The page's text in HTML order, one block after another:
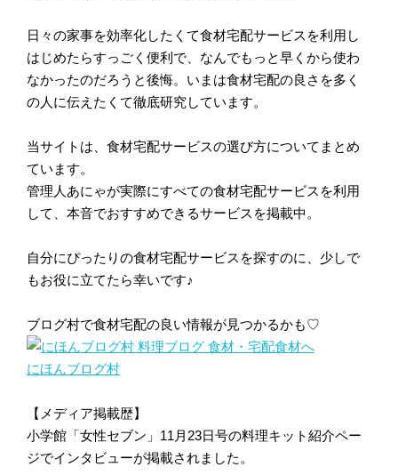
日々の家事を効率化したくて食材宅配サービスを利用し
はじめたらすっごく便利で、なんでもっと早くから使わ
なかったのだろうと後悔。いまは食材宅配の良さを多く
の人に伝えたくて徹底研究しています。
当サイトは、食材宅配サービスの選び方についてまとめ
ています。
管理人あにゃが実際にすべての食材宅配サービスを利用
して、本音でおすすめできるサービスを掲載中。
自分にぴったりの食材宅配サービスを探すのに、少しで
もお役に立てたら幸いです♪
ブログ村で食材宅配の良い情報が見つかるかも♡
にほんブログ村
【メディア掲載歴】
小学館「女性セブン」11月23日号の料理キット紹介ペー
ジでインタビューが掲載されました。